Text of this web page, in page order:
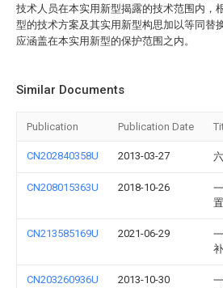
技术人员在本实用新型揭露的技术范围内，
型的技术方案及其实用新型构思加以等同替
应涵盖在本实用新型的保护范围之内。
Similar Documents
Publication Publication Date
CN202840358U 2013-03-27
CN208015363U 2018-10-26
置
CN213585169U 2021-06-29
CN203260936U 2013-10-30